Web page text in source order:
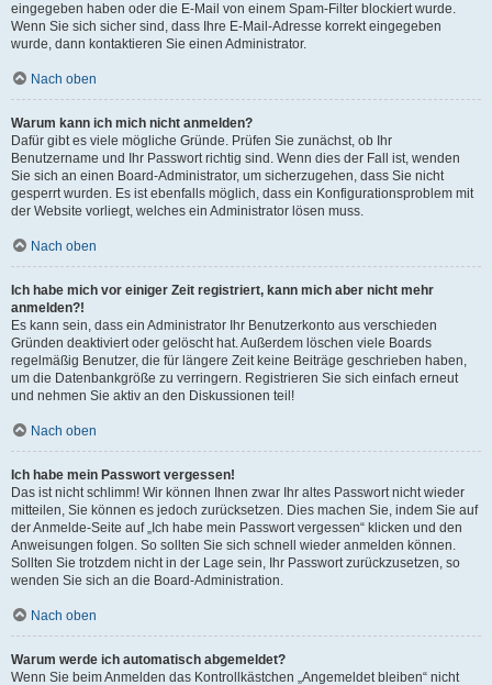
eingegeben haben oder die E-Mail von einem Spam-Filter blockiert wurde.
Wenn Sie sich sicher sind, dass Ihre E-Mail-Adresse korrekt eingegeben
wurde, dann kontaktieren Sie einen Administrator.
Nach oben
Warum kann ich mich nicht anmelden?
Dafür gibt es viele mögliche Gründe. Prüfen Sie zunächst, ob Ihr
Benutzername und Ihr Passwort richtig sind. Wenn dies der Fall ist, wenden
Sie sich an einen Board-Administrator, um sicherzugehen, dass Sie nicht
gesperrt wurden. Es ist ebenfalls möglich, dass ein Konfigurationsproblem mit
der Website vorliegt, welches ein Administrator lösen muss.
Nach oben
Ich habe mich vor einiger Zeit registriert, kann mich aber nicht mehr
anmelden?!
Es kann sein, dass ein Administrator Ihr Benutzerkonto aus verschieden
Gründen deaktiviert oder gelöscht hat. Außerdem löschen viele Boards
regelmäßig Benutzer, die für längere Zeit keine Beiträge geschrieben haben,
um die Datenbankgröße zu verringern. Registrieren Sie sich einfach erneut
und nehmen Sie aktiv an den Diskussionen teil!
Nach oben
Ich habe mein Passwort vergessen!
Das ist nicht schlimm! Wir können Ihnen zwar Ihr altes Passwort nicht wieder
mitteilen, Sie können es jedoch zurücksetzen. Dies machen Sie, indem Sie auf
der Anmelde-Seite auf „Ich habe mein Passwort vergessen“ klicken und den
Anweisungen folgen. So sollten Sie sich schnell wieder anmelden können.
Sollten Sie trotzdem nicht in der Lage sein, Ihr Passwort zurückzusetzen, so
wenden Sie sich an die Board-Administration.
Nach oben
Warum werde ich automatisch abgemeldet?
Wenn Sie beim Anmelden das Kontrollkästchen „Angemeldet bleiben“ nicht